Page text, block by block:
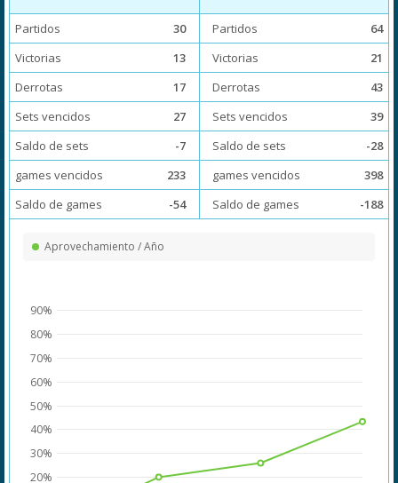
Partidos
30
Victorias
13
Derrotas
17
Sets vencidos
27
Saldo de sets
-7
games vencidos
233
Saldo de games
-54
Partidos
64
Victorias
21
Derrotas
43
Sets vencidos
39
Saldo de sets
-28
games vencidos
398
Saldo de games
-188
Aprovechamiento / Año
20%
30%
40%
50%
60%
70%
80%
90%